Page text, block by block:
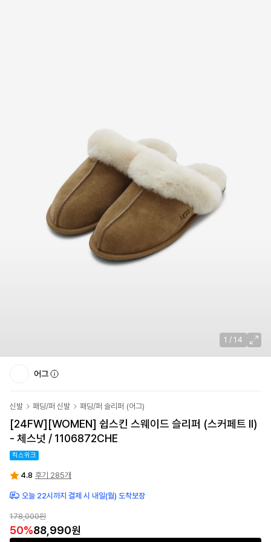
1 / 14
어그
신발 패딩/퍼 신발 패딩/퍼 슬리퍼 (어그)
[24FW][WOMEN] 쉽스킨 스웨이드 슬리퍼 (스커페트 II)
- 체스넛 / 1106872CHE
킥스위크
4.8 후기 285개
오늘 22시까지 결제 시 내일(월) 도착보장
178,000원
50%88,990원